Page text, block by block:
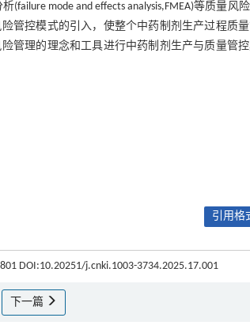
(failure mode and effects analysis,FMEA)等质量风
管控模式的引入，使整个中药制剂生产过程质
管理的理念和工具进行中药制剂生产与质量管
引用格
DOI:10.20251/j.cnki.1003-3734.2025.17.001
下一篇